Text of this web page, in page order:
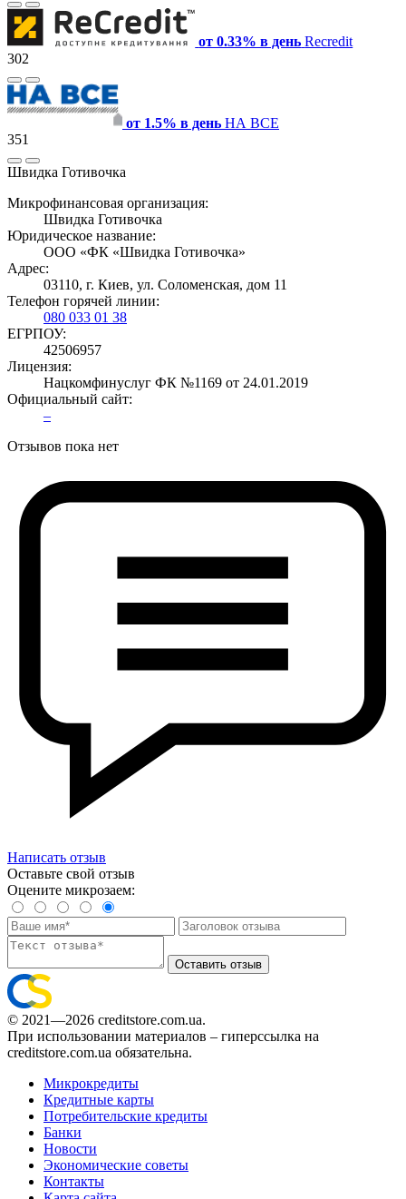
от 0.33% в день Recredit
302
от 1.5% в день НА ВСЕ
351
Швидка Готивочка
Микрофинансовая организация:
Швидка Готивочка
Юридическое название:
ООО «ФК «Швидка Готивочка»
Адрес:
03110, г. Киев, ул. Соломенская, дом 11
Телефон горячей линии:
080 033 01 38
ЕГРПОУ:
42506957
Лицензия:
Нацкомфинуслуг ФК №1169 от 24.01.2019
Официальный сайт:
–
Отзывов пока нет
Написать отзыв
Оставьте свой отзыв
Оцените микрозаем:
Оставить отзыв
© 2021—2026 creditstore.com.ua.
При использовании материалов – гиперссылка на
creditstore.com.ua обязательна.
Микрокредиты
Кредитные карты
Потребительские кредиты
Банки
Новости
Экономические советы
Контакты